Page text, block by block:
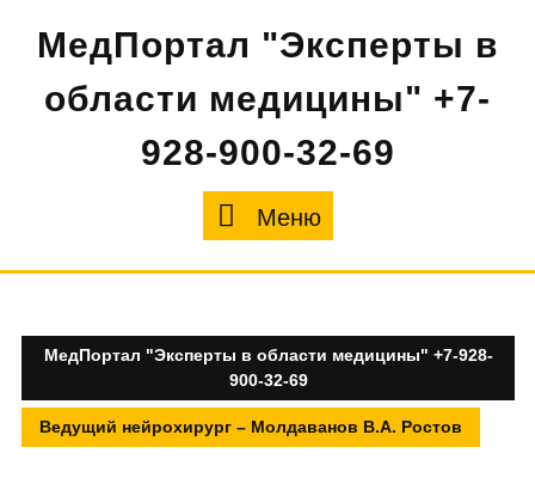
содержимому
МедПортал "Эксперты в
области медицины" +7-
928-900-32-69
Меню
МедПортал "Эксперты в области медицины" +7-928-
900-32-69
Ведущий нейрохирург – Молдаванов В.А. Ростов